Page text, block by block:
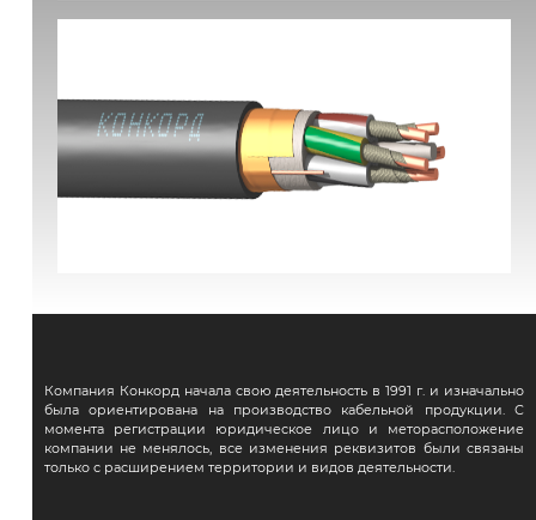
КГ-ХЛ
Компания Конкорд начала свою деятельность в 1991 г. и изначально
была ориентирована на производство кабельной продукции. С
момента регистрации юридическое лицо и меторасположение
компании не менялось, все изменения реквизитов были связаны
только с расширением территории и видов деятельности.